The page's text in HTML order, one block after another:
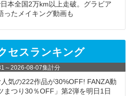
日本全国2万km以上走破。グラビア
ったメイキング動画も
セスランキング
～2026-08-07集計分
気の222作品が30%OFF! FANZA動
まつり30％OFF」第2弾を明日1日